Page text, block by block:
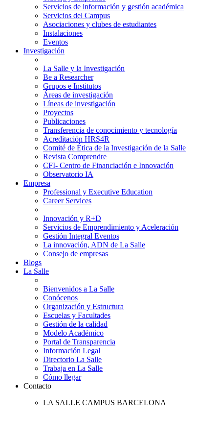
Servicios de información y gestión académica
Servicios del Campus
Asociaciones y clubes de estudiantes
Instalaciones
Eventos
Investigación
La Salle y la Investigación
Be a Researcher
Grupos e Institutos
Áreas de investigación
Líneas de investigación
Proyectos
Publicaciones
Transferencia de conocimiento y tecnología
Acreditación HRS4R
Comité de Ética de la Investigación de la Salle
Revista Comprendre
CFI- Centro de Financiación e Innovación
Observatorio IA
Empresa
Professional y Executive Education
Career Services
Innovación y R+D
Servicios de Emprendimiento y Aceleración
Gestión Integral Eventos
La innovación, ADN de La Salle
Consejo de empresas
Blogs
La Salle
Bienvenidos a La Salle
Conócenos
Organización y Estructura
Escuelas y Facultades
Gestión de la calidad
Modelo Académico
Portal de Transparencia
Información Legal
Directorio La Salle
Trabaja en La Salle
Cómo llegar
Contacto
LA SALLE CAMPUS BARCELONA